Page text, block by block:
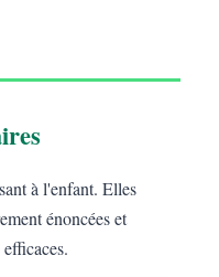
à l'enfant. Elles
énoncées et